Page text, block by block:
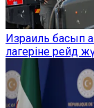
Израиль басып
лагеріне рейд